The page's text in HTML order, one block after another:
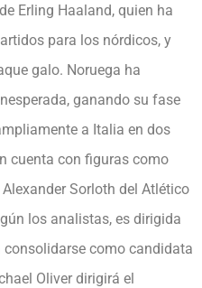
Erling Haaland, quien ha
para los nórdicos, y
galo. Noruega ha
ganando su fase
a Italia en dos
cuenta con figuras como
Sorloth del Atlético
los analistas, es dirigida
como candidata
Oliver dirigirá el